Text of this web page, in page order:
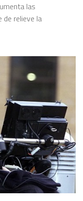
las
de relieve la